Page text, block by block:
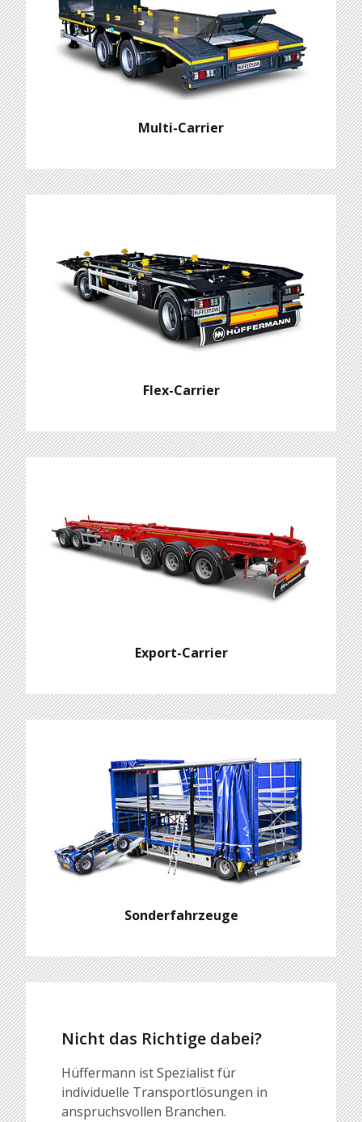
Multi-Carrier
Flex-Carrier
Export-Carrier
Sonderfahrzeuge
Nicht das Richtige dabei?
Hüffermann ist Spezialist für
individuelle Transportlösungen in
anspruchsvollen Branchen.